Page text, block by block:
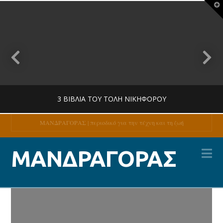
3 ΒΙΒΛΊΑ ΤΟΥ ΤΌΛΗ ΝΙΚΗΦΌΡΟΥ
MANDRAGORAS
ΚΡΙΤΙΚΉ
27 ΙΟΥΛΊΟΥ, 2026
ΜΑΝΔΡΑΓΟΡΑΣ | περιοδικό για την τέχνη και τη ζωή
ΜΑΝΔΡΑΓΟΡΑΣ